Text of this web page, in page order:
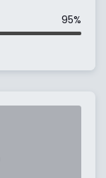
95%